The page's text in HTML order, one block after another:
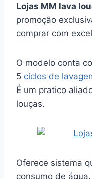
Lojas MM lava
promoção
comprar com
O modelo conta
5 ciclos de
É um pratico
louças.
Oferece sistema
consumo de